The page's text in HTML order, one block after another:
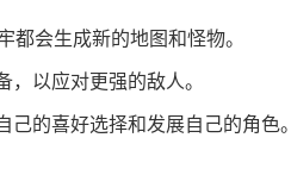
会生成新的地图和怪物。
以应对更强的敌人。
的喜好选择和发展自己的角色。